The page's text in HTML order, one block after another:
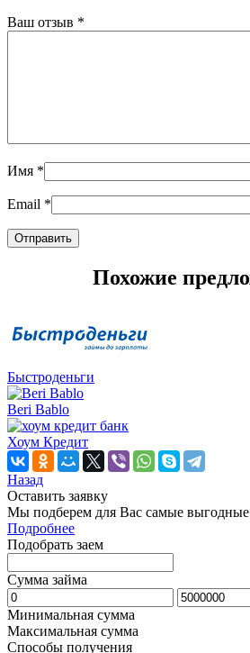
Ваш отзыв *
Имя *
Email *
Похожие
Быстроденьги
Beri Bablo
Хоум Кредит
Назад
Оставить заявку
Мы подберем для Вас самые
Подробнее
Подобрать заем
Сумма займа
Минимальная сумма
Максимальная сумма
Способы получения